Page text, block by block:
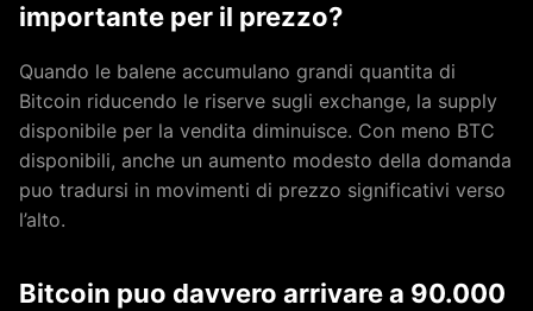
importante per il prezzo?
Quando le balene accumulano grandi quantita di
Bitcoin riducendo le riserve sugli exchange, la supply
disponibile per la vendita diminuisce. Con meno BTC
disponibili, anche un aumento modesto della domanda
puo tradursi in movimenti di prezzo significativi verso
l’alto.
Bitcoin puo davvero arrivare a 90.000